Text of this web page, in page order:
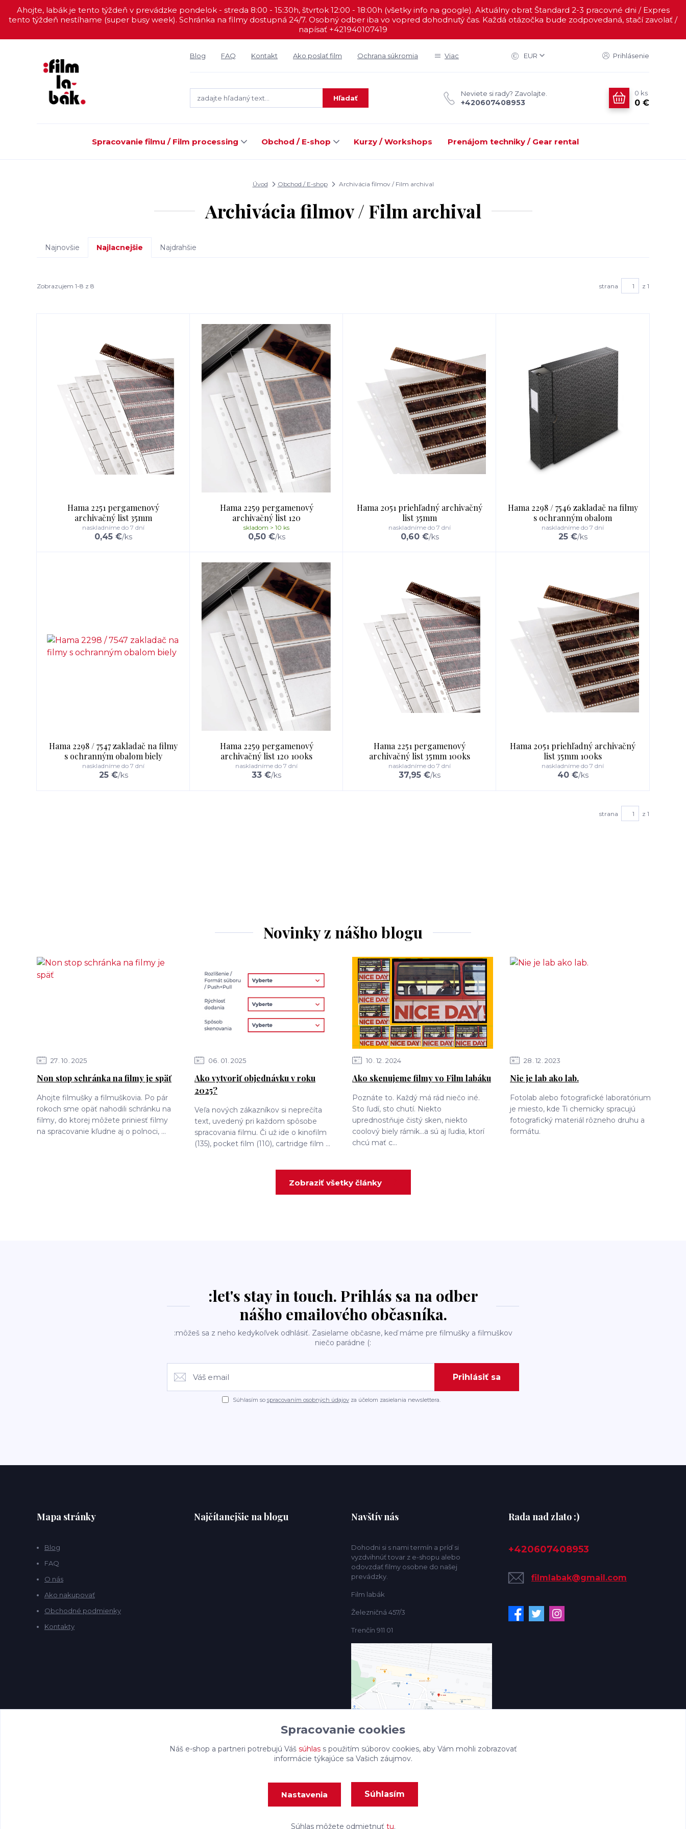
Ahojte, labák je tento týždeň v prevádzke pondelok - streda 8:00 - 15:30h, štvrtok 12:00 - 18:00h (všetky info na google). Aktuálny obrat Štandard 2-3 pracovné dni / Expres
tento týždeň nestíhame (super busy week). Schránka na filmy dostupná 24/7. Osobný odber iba vo vopred dohodnutý čas. Každá otázočka bude zodpovedaná, stačí zavolať /
napísať +421940107419
Blog FAQ Kontakt Ako poslať film Ochrana súkromia Viac EUR Prihlásenie
Hľadať
Neviete si rady? Zavolajte.
+420607408953
0 ks
0 €
Spracovanie filmu / Film processing Obchod / E-shop Kurzy / Workshops Prenájom techniky / Gear rental
Úvod Obchod / E-shop Archivácia filmov / Film archival
Archivácia filmov / Film archival
Najnovšie Najlacnejšie Najdrahšie
Zobrazujem 1-8 z 8 strana z 1
Hama 2251 pergamenový
archivačný list 35mm
0,45 €/ks
naskladníme do 7 dní
Hama 2259 pergamenový
archivačný list 120
0,50 €/ks
skladom > 10 ks
Hama 2051 priehľadný archivačný
list 35mm
0,60 €/ks
naskladníme do 7 dní
Hama 2298 / 7546 zakladač na filmy
s ochranným obalom
25 €/ks
naskladníme do 7 dní
Hama 2298 / 7547 zakladač na filmy
s ochranným obalom biely
25 €/ks
naskladníme do 7 dní
Hama 2259 pergamenový
archivačný list 120 100ks
33 €/ks
naskladníme do 7 dní
Hama 2251 pergamenový
archivačný list 35mm 100ks
37,95 €/ks
naskladníme do 7 dní
Hama 2051 priehľadný archivačný
list 35mm 100ks
40 €/ks
naskladníme do 7 dní
strana z 1
Novinky z nášho blogu
27 10 2025
Non stop schránka na filmy je späť
Ahojte filmušky a filmuškovia. Po pár
rokoch sme opäť nahodili schránku na
filmy, do ktorej môžete priniesť filmy
na spracovanie kľudne aj o polnoci, ...
06 01 2025
Ako vytvoriť objednávku v roku
2025?
Veľa nových zákazníkov si neprečíta
text, uvedený pri každom spôsobe
spracovania filmu. Či už ide o kinofilm
(135), pocket film (110), cartridge film ...
10 12 2024
Ako skenujeme filmy vo Film labáku
Poznáte to. Každý má rád niečo iné.
Sto ľudí, sto chutí. Niekto
uprednostňuje čistý sken, niekto
coolový biely rámik...a sú aj ľudia, ktorí
chcú mať c...
28 12 2023
Nie je lab ako lab.
Fotolab alebo fotografické laboratórium
je miesto, kde Ti chemicky spracujú
fotografický materiál rôzneho druhu a
formátu.
Zobraziť všetky články
:let's stay in touch. Prihlás sa na odber
nášho emailového občasníka.
:môžeš sa z neho kedykoľvek odhlásiť. Zasielame občasne, keď máme pre filmušky a filmuškov
niečo parádne (:
Prihlásiť sa
Súhlasím so spracovaním osobných údajovza účelom zasielania newslettera.
Mapa stránky
Blog
FAQ
O nás
Ako nakupovať
Obchodné podmienky
Kontakty
Najčítanejšie na blogu Navštív nás
Dohodni si s nami termín a príď si
vyzdvihnúť tovar z e-shopu alebo
odovzdať filmy osobne do našej
prevádzky.
Film labák
Železničná 457/3
Trenčín 911 01
Rada nad zlato :)
+420607408953
filmlabak@gmail.com
Spracovanie cookies
Náš e-shop a partneri potrebujú Váš súhlass použitím súborov cookies, aby Vám mohli zobrazovať
informácie týkajúce sa Vašich záujmov.
Nastavenia Súhlasím
Súhlas môžete odmietnuť tu.